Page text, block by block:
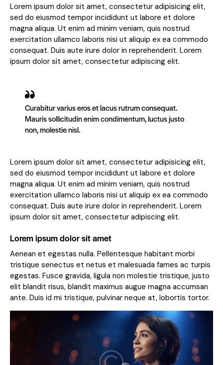
Lorem ipsum dolor sit amet, consectetur adipisicing elit,
sed do eiusmod tempor incididunt ut labore et dolore
magna aliqua. Ut enim ad minim veniam, quis nostrud
exercitation ullamco laboris nisi ut aliquip ex ea commodo
consequat. Duis aute irure dolor in reprehenderit. Lorem
ipsum dolor sit amet, consectetur adipiscing elit.
Curabitur varius eros et lacus rutrum consequat.
Mauris sollicitudin enim condimentum, luctus justo
non, molestie nisl.
Lorem ipsum dolor sit amet, consectetur adipisicing elit,
sed do eiusmod tempor incididunt ut labore et dolore
magna aliqua. Ut enim ad minim veniam, quis nostrud
exercitation ullamco laboris nisi ut aliquip ex ea commodo
consequat. Duis aute irure dolor in reprehenderit. Lorem
ipsum dolor sit amet, consectetur adipiscing elit.
Lorem ipsum dolor sit amet
Aenean et egestas nulla. Pellentesque habitant morbi
tristique senectus et netus et malesuada fames ac turpis
egestas. Fusce gravida, ligula non molestie tristique, justo
elit blandit risus, blandit maximus augue magna accumsan
ante. Duis id mi tristique, pulvinar neque at, lobortis tortor.